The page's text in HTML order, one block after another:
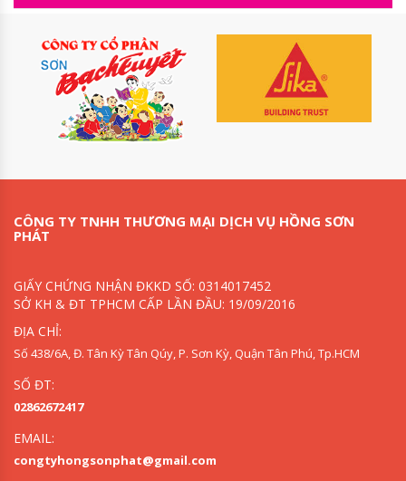
CÔNG TY TNHH THƯƠNG MẠI DỊCH VỤ HỒNG SƠN
PHÁT
GIẤY CHỨNG NHẬN ĐKKD SỐ: 0314017452
SỞ KH & ĐT TPHCM CẤP LẦN ĐẦU: 19/09/2016
ĐỊA CHỈ:
Số 438/6A, Đ. Tân Kỳ Tân Qúy, P. Sơn Kỳ, Quận Tân Phú, Tp.HCM
SỐ ĐT:
02862672417
EMAIL:
congtyhongsonphat@gmail.com